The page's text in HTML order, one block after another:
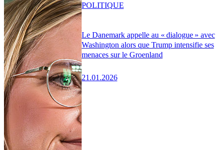
Le Danemark appelle au « dialogue » avec
Washington alors que Trump intensifie ses
menaces sur le Groenland
21.01.2026
POLITIQUE